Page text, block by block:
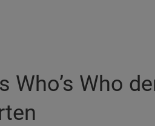
Who’s Who